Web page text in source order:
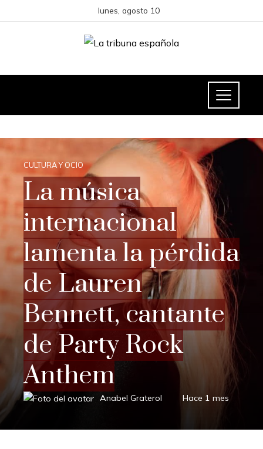
lunes, agosto 10
CULTURA Y OCIO
La música
internacional
lamenta la pérdida
de Lauren
Bennett, cantante
de Party Rock
Anthem
Anabel Graterol Hace 1 mes